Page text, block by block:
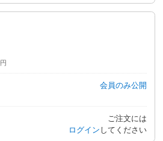
会員のみ公開
ご注文には
ログイン してください